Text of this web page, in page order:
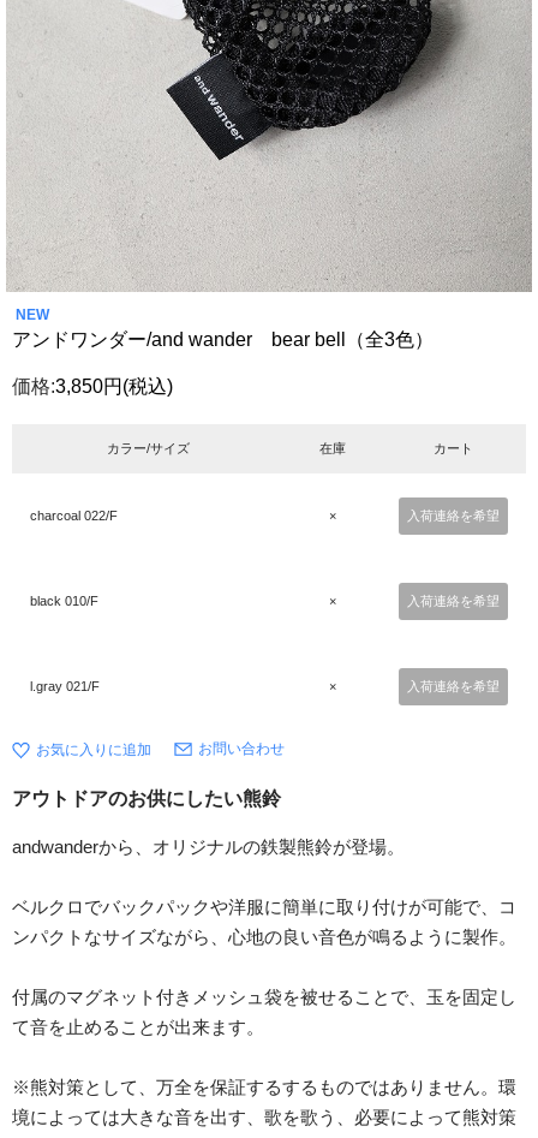
NEW
アンドワンダー/and wander bear bell（全3色）
価格:3,850円 (税込)
カラー/サイズ 在庫 カート
charcoal 022/F × 入荷連絡を希望
black 010/F × 入荷連絡を希望
l.gray 021/F × 入荷連絡を希望
お問い合わせ
アウトドアのお供にしたい熊鈴
andwanderから、オリジナルの鉄製熊鈴が登場。
ベルクロでバックパックや洋服に簡単に取り付けが可能で、コ
ンパクトなサイズながら、心地の良い音色が鳴るように製作。
付属のマグネット付きメッシュ袋を被せることで、玉を固定し
て音を止めることが出来ます。
※熊対策として、万全を保証するするものではありません。環
境によっては大きな音を出す、歌を歌う、必要によって熊対策